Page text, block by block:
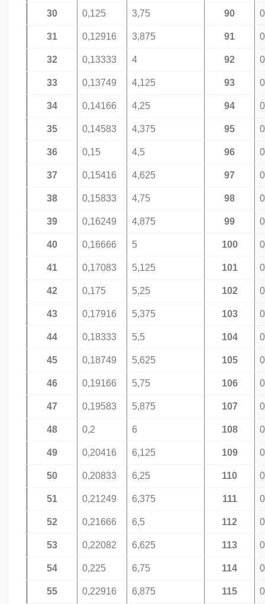
30 0,125 3,75 90
31 0,12916 3,875 91
32 0,13333 4 92
33 0,13749 4,125 93
34 0,14166 4,25 94
35 0,14583 4,375 95
36 0,15 4,5 96
37 0,15416 4,625 97
38 0,15833 4,75 98
39 0,16249 4,875 99
40 0,16666 5 100
41 0,17083 5,125 101
42 0,175 5,25 102
43 0,17916 5,375 103
44 0,18333 5,5 104
45 0,18749 5,625 105
46 0,19166 5,75 106
47 0,19583 5,875 107
48 0,2 6 108
49 0,20416 6,125 109
50 0,20833 6,25 110
51 0,21249 6,375 111
52 0,21666 6,5 112
53 0,22082 6,625 113
54 0,225 6,75 114
55 0,22916 6,875 115